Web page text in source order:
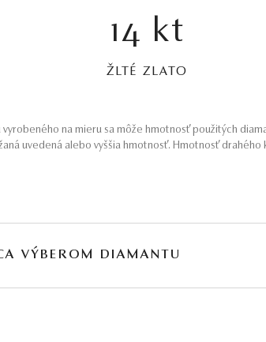
14 kt
ŽLTÉ ZLATO
na mieru sa môže hmotnosť použitých
uvedená alebo vyššia hmotnosť. Hmotnosť
VÝBEROM DIAMANTU